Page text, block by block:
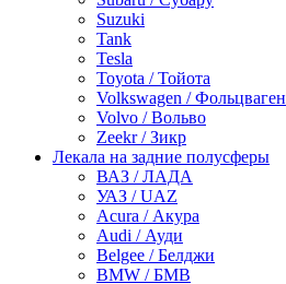
Suzuki
Tank
Tesla
Toyota / Тойота
Volkswagen / Фольцваген
Volvo / Вольво
Zeekr / Зикр
Лекала на задние полусферы
ВАЗ / ЛАДА
УАЗ / UAZ
Acura / Акура
Audi / Ауди
Belgee / Белджи
BMW / БМВ